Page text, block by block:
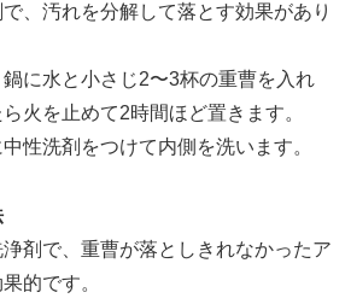
、汚れを分解して落とす効果があり
に水と小さじ2〜3杯の重曹を入れ
火を止めて2時間ほど置きます。
性洗剤をつけて内側を洗います。
剤で、重曹が落としきれなかったア
的です。